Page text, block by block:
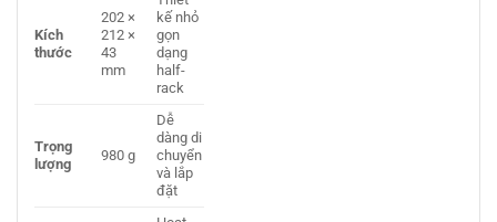
Kích
thước
202 ×
212 ×
43
mm
kế nhỏ
gọn
dạng
half-
rack
Trọng
lượng
980 g
Dễ
dàng di
chuyển
và lắp
đặt